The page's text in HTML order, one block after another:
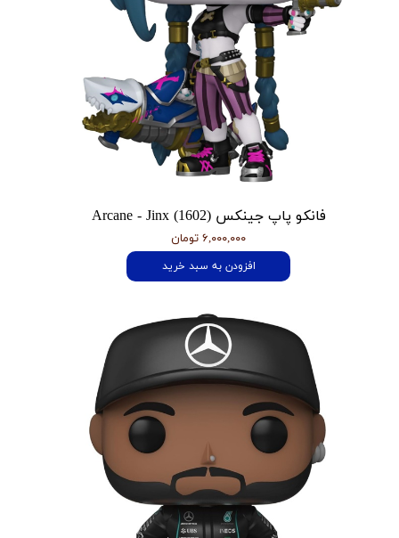
فانکو پاپ جینکس Arcane - Jinx (1602)
۶,۰۰۰,۰۰۰ تومان
افزودن به سبد خرید